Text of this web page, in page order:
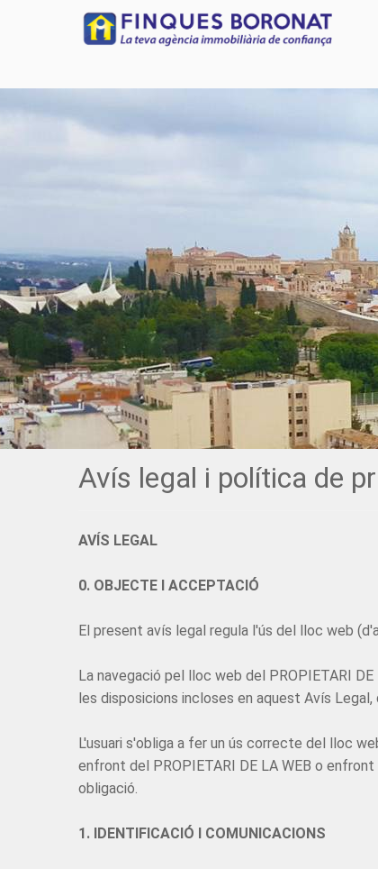
Avís legal i política de
AVÍS LEGAL
0. OBJECTE I ACCEPTACIÓ
El present avís legal regula l'ús del lloc web
La navegació pel lloc web del PROPIETARI
les disposicions incloses en aquest Avís
L'usuari s'obliga a fer un ús correcte del lloc
enfront del PROPIETARI DE LA WEB o
obligació.
1. IDENTIFICACIÓ I COMUNICACIONS